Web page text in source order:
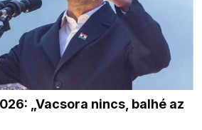
„Vacsora nincs, balhé az